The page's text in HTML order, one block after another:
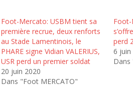
Foot-Mercato: USBM tient sa
première recrue, deux renforts
au Stade Lamentinois, le
PHARE signe Vidian VALERIUS,
USR perd un premier soldat
20 juin 2020
Dans "Foot MERCATO"
Foot-
perd
6 juin
Dans